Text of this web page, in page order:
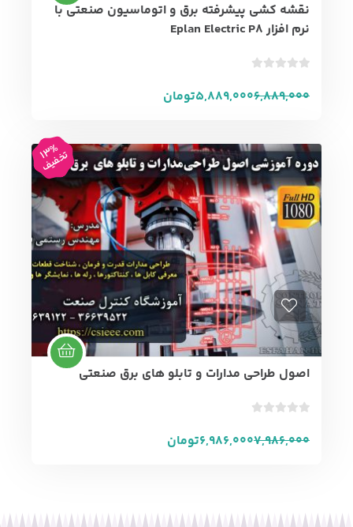
نقشه کشی پیشرفته برق و اتوماسیون صنعتی با
نرم افزار Eplan Electric P8
د
ا
م
ت
ی
ا
ز
0
ر
ا
ی
6,889,000
5,889,000تومان
13%
تخفیف
اصول طراحی مدارات و تابلو های برق صنعتی
د7,986,000
6,986,000تومان